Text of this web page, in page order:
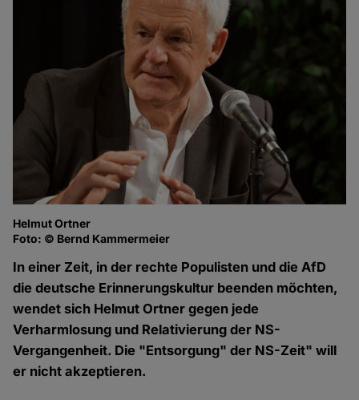
Helmut Ortner
Foto: © Bernd Kammermeier
In einer Zeit, in der rechte Populisten und die AfD
die deutsche Erinnerungskultur beenden möchten,
wendet sich Helmut Ortner gegen jede
Verharmlosung und Relativierung der NS-
Vergangenheit. Die "Entsorgung" der NS-Zeit" will
er nicht akzeptieren.